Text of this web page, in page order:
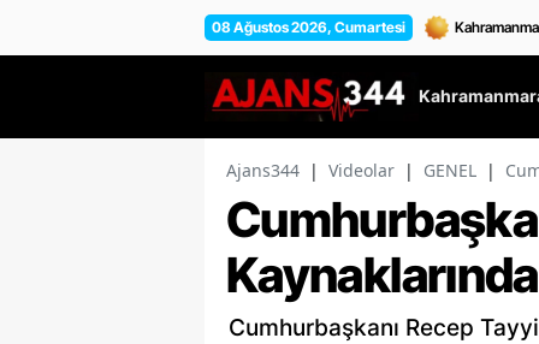
08 Ağustos 2026, Cumartesi
Ajans344 | Videolar | GENEL |
Cumhurbaşkanı Recep